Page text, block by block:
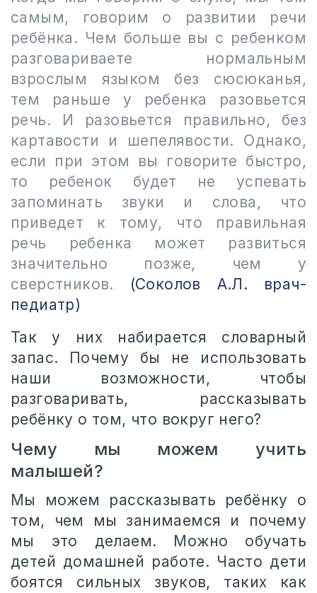
самым, говорим о развитии речи
ребёнка. Чем больше вы с ребенком
разговариваете нормальным
взрослым языком без сюсюканья,
тем раньше у ребенка разовьется
речь. И разовьется правильно, без
картавости и шепелявости. Однако,
если при этом вы говорите быстро,
то ребенок будет не успевать
запоминать звуки и слова, что
приведет к тому, что правильная
речь ребенка может развиться
значительно позже, чем у
сверстников. (Соколов А.Л. врач-
педиатр)
Так у них набирается словарный
запас. Почему бы не использовать
наши возможности, чтобы
разговаривать, рассказывать
ребёнку о том, что вокруг него?
Чему мы можем учить
малышей?
Мы можем рассказывать ребёнку о
том, чем мы занимаемся и почему
мы это делаем. Можно обучать
детей домашней работе. Часто дети
боятся сильных звуков, таких как